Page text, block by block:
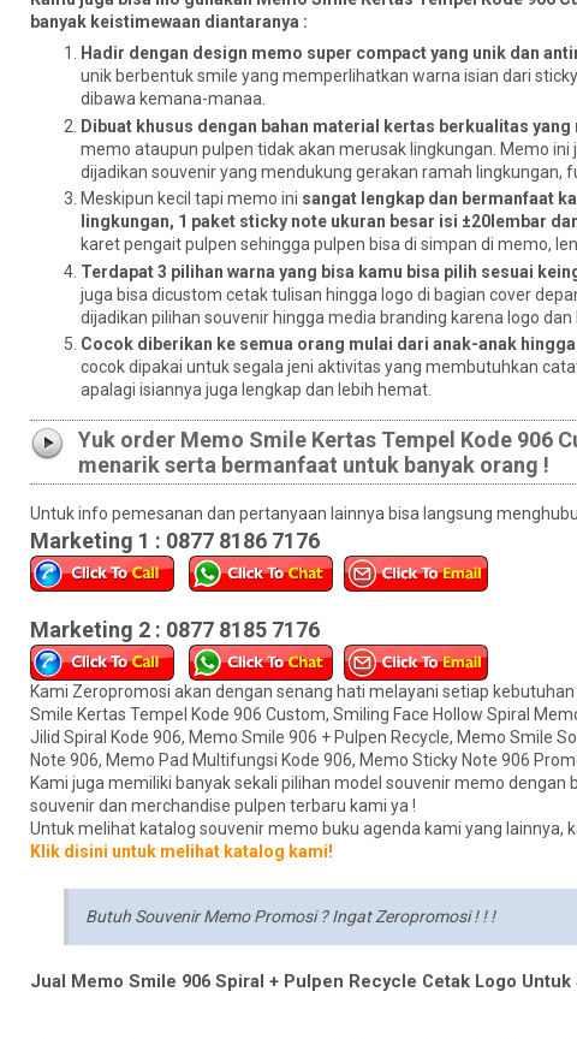
banyak keistimewaan diantaranya :
Hadir dengan design memo super compact yang unik dan
unik berbentuk smile yang memperlihatkan warna isian dari
dibawa kemana-manaa.
Dibuat khusus dengan bahan material kertas berkualitas
memo ataupun pulpen tidak akan merusak lingkungan. Memo
dijadikan souvenir yang mendukung gerakan ramah lingkungan,
Meskipun kecil tapi memo ini sangat lengkap dan bermanfaat
lingkungan, 1 paket sticky note ukuran besar isi ±20lembar
karet pengait pulpen sehingga pulpen bisa di simpan di memo,
Terdapat 3 pilihan warna yang bisa kamu bisa pilih sesuai
juga bisa dicustom cetak tulisan hingga logo di bagian cover
dijadikan pilihan souvenir hingga media branding karena logo
Cocok diberikan ke semua orang mulai dari anak-anak
cocok dipakai untuk segala jeni aktivitas yang membutuhkan
apalagi isiannya juga lengkap dan lebih hemat.
Yuk order Memo Smile Kertas Tempel Kode 906
menarik serta bermanfaat untuk banyak orang !
Untuk info pemesanan dan pertanyaan lainnya bisa langsung
Marketing 1 : 0877 8186 7176
Marketing 2 : 0877 8185 7176
Kami Zeropromosi akan dengan senang hati melayani setiap
Smile Kertas Tempel Kode 906 Custom, Smiling Face Hollow Spiral
Jilid Spiral Kode 906, Memo Smile 906 + Pulpen Recycle, Memo Smile
Note 906, Memo Pad Multifungsi Kode 906, Memo Sticky Note 906
Kami juga memiliki banyak sekali pilihan model souvenir memo
souvenir dan merchandise pulpen terbaru kami ya !
Untuk melihat katalog souvenir memo buku agenda kami yang lainnya,
Klik disini untuk melihat katalog kami!
Butuh Souvenir Memo Promosi ? Ingat Zeropromosi ! ! !
Jual Memo Smile 906 Spiral + Pulpen Recycle Cetak Logo